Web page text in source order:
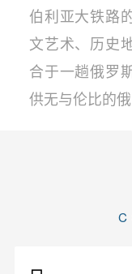
伯利亚大铁路
文艺术、历史
合于一趟俄罗
供无与伦比的